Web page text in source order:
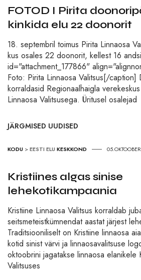
FOTOD I Pirita
kinkida elu 22 doonorit
18. septembril toimus Pirita Linnaosa
kus osales 22 doonorit, kellest 16
id="attachment_177866"
Foto: Pirita Linnaosa Valitsus[/caption]
korraldasid Regionaalhaigla
Linnaosa Valitsusega. Üritusel osalejad
JÄRGMISED UUDISED
KODU >EESTI ELU KESKKOND
Kristiines algas sinise
lehekotikampaania
Kristiine Linnaosa Valitsus korraldab
seitsmeteistkümnendat aastat järjest
Traditsiooniliselt on Kristiine linnaosa
kotid sinist värvi ja linnaosavalitsuse
oktoobrini jagatakse linnaosa elanikele
Valitsuses